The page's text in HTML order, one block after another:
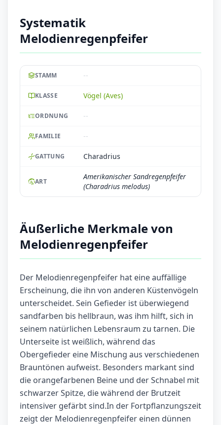
Systematik
Melodienregenpfeifer
STAMM --
KLASSE Vögel (Aves)
ORDNUNG --
FAMILIE --
GATTUNG Charadrius
ART
Amerikanischer Sandregenpfeifer
(Charadrius melodus)
Äußerliche Merkmale von
Melodienregenpfeifer
Der Melodienregenpfeifer hat eine auffällige
Erscheinung, die ihn von anderen Küstenvögeln
unterscheidet. Sein Gefieder ist überwiegend
sandfarben bis hellbraun, was ihm hilft, sich in
seinem natürlichen Lebensraum zu tarnen. Die
Unterseite ist weißlich, während das
Obergefieder eine Mischung aus verschiedenen
Brauntönen aufweist. Besonders markant sind
die orangefarbenen Beine und der Schnabel mit
schwarzer Spitze, die während der Brutzeit
intensiver gefärbt sind.In der Fortpflanzungszeit
zeigt der Melodienregenpfeifer einen dünnen